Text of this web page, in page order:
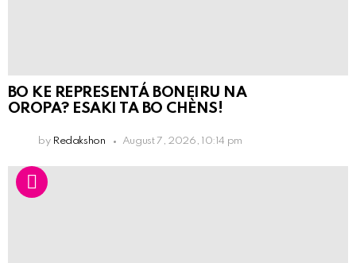
BO KE REPRESENTÁ BONEIRU NA
OROPA? ESAKI TA BO CHÈNS!
by Redakshon August 7, 2026, 10:14 pm